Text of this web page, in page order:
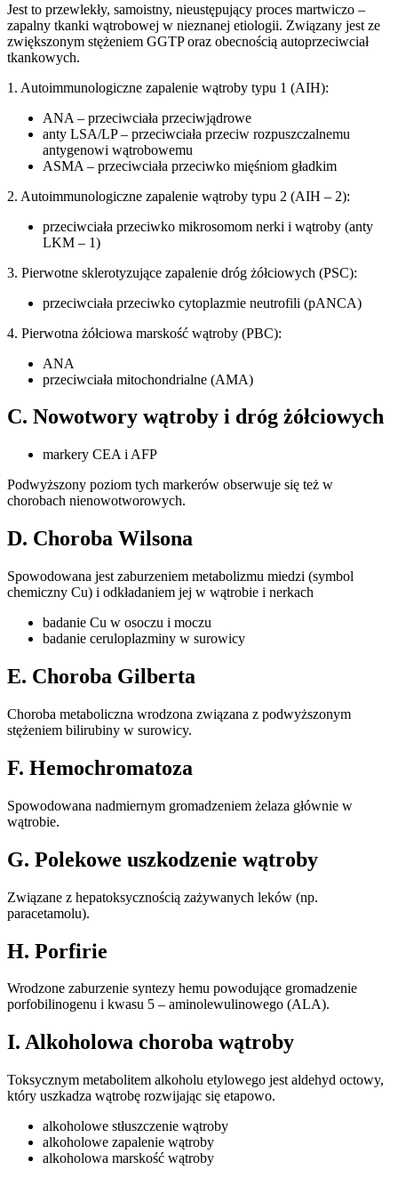
Jest to przewlekły, samoistny, nieustępujący proces martwiczo –
zapalny tkanki wątrobowej w nieznanej etiologii. Związany jest ze
zwiększonym stężeniem GGTP oraz obecnością autoprzeciwciał
tkankowych.
1. Autoimmunologiczne zapalenie wątroby typu 1 (AIH):
ANA – przeciwciała przeciwjądrowe
anty LSA/LP – przeciwciała przeciw rozpuszczalnemu
antygenowi wątrobowemu
ASMA – przeciwciała przeciwko mięśniom gładkim
2. Autoimmunologiczne zapalenie wątroby typu 2 (AIH – 2):
przeciwciała przeciwko mikrosomom nerki i wątroby (anty
LKM – 1)
3. Pierwotne sklerotyzujące zapalenie dróg żółciowych (PSC):
przeciwciała przeciwko cytoplazmie neutrofili (pANCA)
4. Pierwotna żółciowa marskość wątroby (PBC):
ANA
przeciwciała mitochondrialne (AMA)
C. Nowotwory wątroby i dróg żółciowych
markery CEA i AFP
Podwyższony poziom tych markerów obserwuje się też w
chorobach nienowotworowych.
D. Choroba Wilsona
Spowodowana jest zaburzeniem metabolizmu miedzi (symbol
chemiczny Cu) i odkładaniem jej w wątrobie i nerkach
badanie Cu w osoczu i moczu
badanie ceruloplazminy w surowicy
E. Choroba Gilberta
Choroba metaboliczna wrodzona związana z podwyższonym
stężeniem bilirubiny w surowicy.
F. Hemochromatoza
Spowodowana nadmiernym gromadzeniem żelaza głównie w
wątrobie.
G. Polekowe uszkodzenie wątroby
Związane z hepatoksycznością zażywanych leków (np.
paracetamolu).
H. Porfirie
Wrodzone zaburzenie syntezy hemu powodujące gromadzenie
porfobilinogenu i kwasu 5 – aminolewulinowego (ALA).
I. Alkoholowa choroba wątroby
Toksycznym metabolitem alkoholu etylowego jest aldehyd octowy,
który uszkadza wątrobę rozwijając się etapowo.
alkoholowe stłuszczenie wątroby
alkoholowe zapalenie wątroby
alkoholowa marskość wątroby